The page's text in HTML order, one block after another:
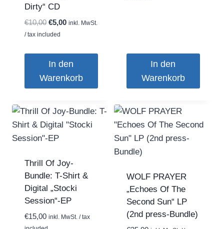
Dirty“ CD
€10,00 Ursprünglicher
Preis
€5,00Aktueller
inkl. MwSt.
/ tax included
In den
Warenkorb
In den
Warenkorb
Thrill Of Joy-
Bundle: T-Shirt &
Digital „Stocki
Session“-EP
€15,00 inkl. MwSt. / tax
WOLF PRAYER
„Echoes Of The
Second Sun“ LP
(2nd press-Bundle)